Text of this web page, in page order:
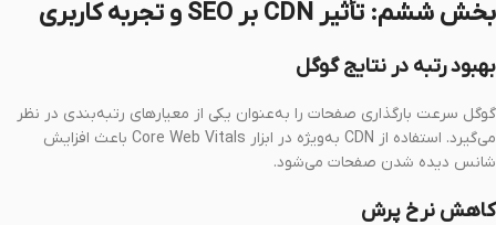
بخش ششم: تأثیر CDN بر SEO و تجربه کاربری
بهبود رتبه در نتایج گوگل
گوگل سرعت بارگذاری صفحات را به‌عنوان یکی از معیارهای رتبه‌بندی در نظر
می‌گیرد. استفاده از CDN به‌ویژه در ابزار Core Web Vitals باعث افزایش
شانس دیده شدن صفحات می‌شود.
کاهش نرخ پرش